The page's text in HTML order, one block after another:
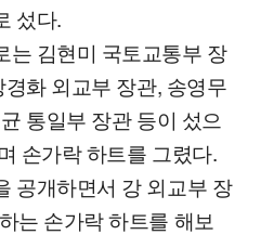
섰다.
는 김현미 국토교통부 장
화 외교부 장관, 송영무
통일부 장관 등이 섰으
손가락 하트를 그렸다.
공개하면서 강 외교부 장
는 손가락 하트를 해보